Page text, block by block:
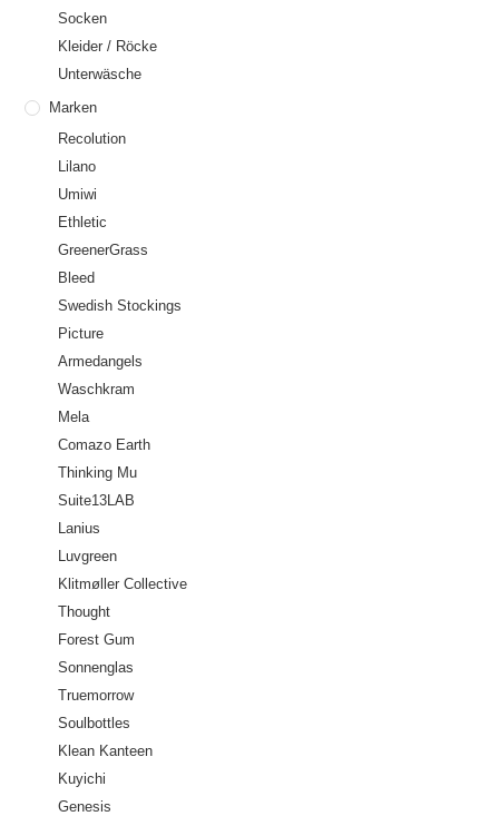
Socken
Kleider / Röcke
Unterwäsche
Marken
Recolution
Lilano
Umiwi
Ethletic
GreenerGrass
Bleed
Swedish Stockings
Picture
Armedangels
Waschkram
Mela
Comazo Earth
Thinking Mu
Suite13LAB
Lanius
Luvgreen
Klitmøller Collective
Thought
Forest Gum
Sonnenglas
Truemorrow
Soulbottles
Klean Kanteen
Kuyichi
Genesis